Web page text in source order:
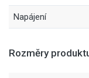
Napájení
Rozměry